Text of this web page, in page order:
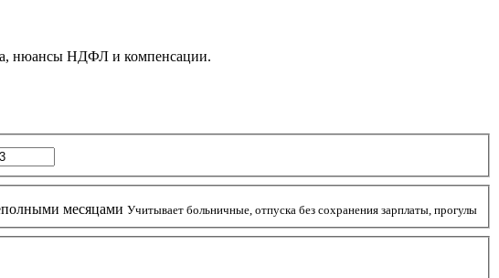
нюансы НДФЛ и компенсации.
месяцами Учитывает больничные, отпуска без сохранения зарплаты, прогулы